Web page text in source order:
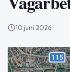
10 juni 2026